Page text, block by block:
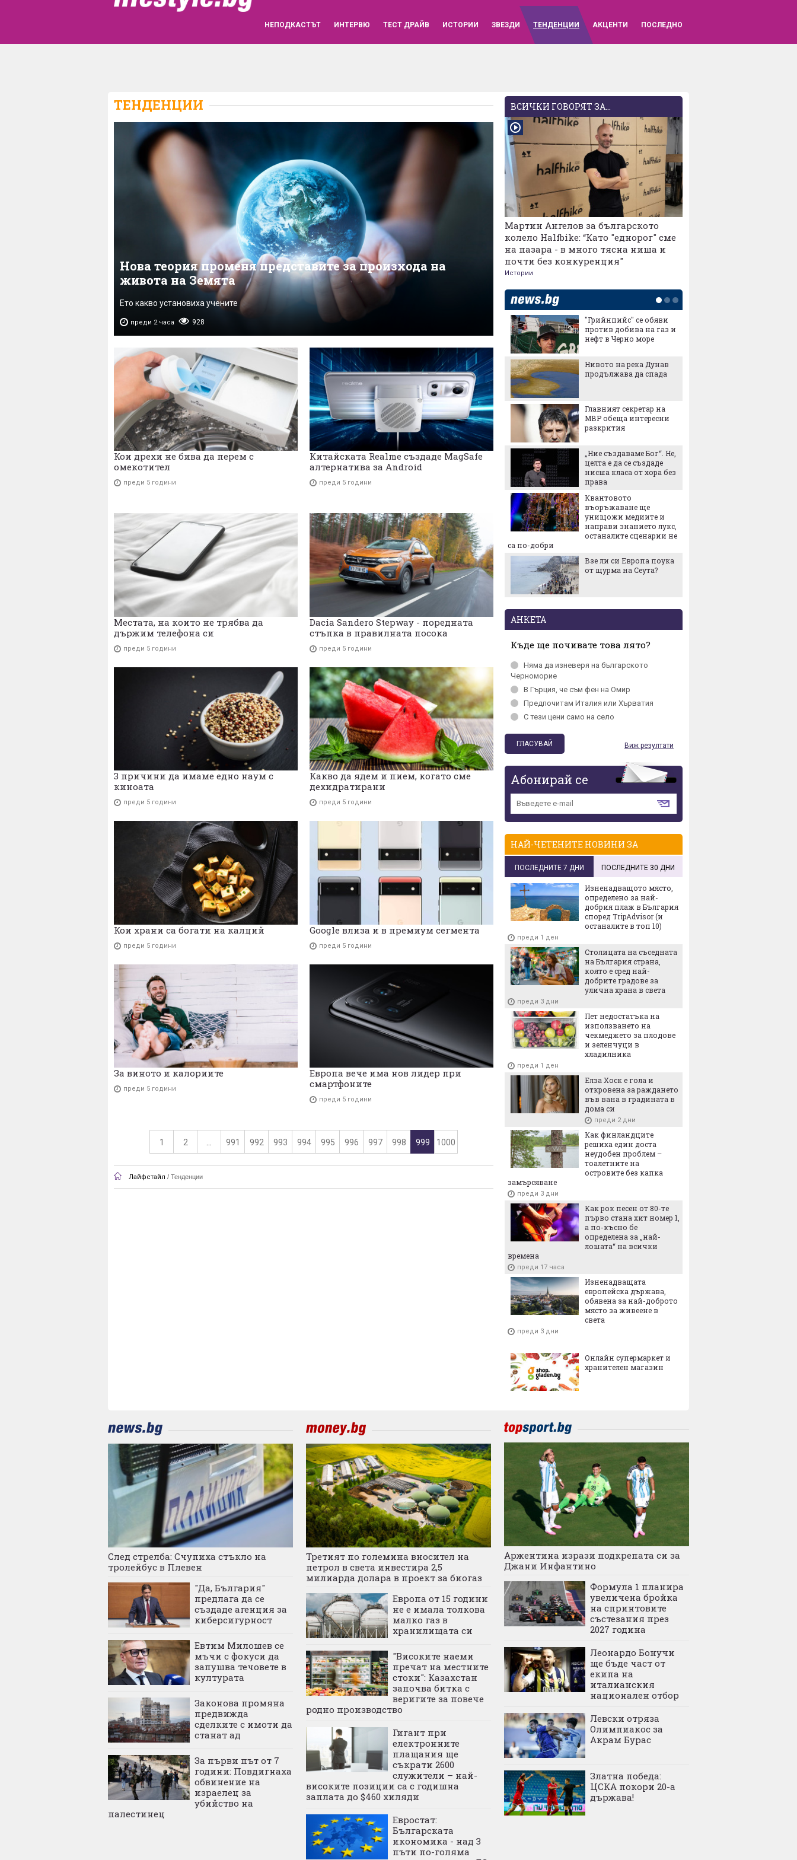
НЕПОДКАСТЪТ ИНТЕРВЮ ТЕСТ ДРАЙВ ИСТОРИИ ЗВЕЗДИ ТЕНДЕНЦИИ АКЦЕНТИ ПОСЛЕДНО
ТЕНДЕНЦИИ
Нова теория променя представите за произхода на
живота на Земята
Ето какво установиха учените
преди 2 часа 928
Кои дрехи не бива да перем с
омекотител
преди 5 години
Китайската Realme създаде MagSafe
алтернатива за Android
преди 5 години
Местата, на които не трябва да
държим телефона си
преди 5 години
Dacia Sandero Stepway - поредната
стъпка в правилната посока
преди 5 години
3 причини да имаме едно наум с
киноата
преди 5 години
Какво да ядем и пием, когато сме
дехидратирани
преди 5 години
Кои храни са богати на калций
преди 5 години
Google влиза и в премиум сегмента
преди 5 години
За виното и калориите
преди 5 години
Европа вече има нов лидер при
смартфоните
преди 5 години
1 2 991 992 993 994 995 996 997 998 999 1000
Лайфстайл / Тенденции
ВСИЧКИ ГОВОРЯТ ЗА...
Мартин Ангелов за българското
колело Halfbike: “Като "еднорог" сме
на пазара - в много тясна ниша и
почти без конкуренция"
Истории
Инфантино
Формула 1 планира
увеличена бройка на
спринтовите
състезания през 2027
година
Леонардо Бонучи ще
бъде част от екипа на
италианския
национален отбор
Левски отряза
Олимпиакос за Акрам
покори 20-а държава!
Макаби Тел Авив срещу
ЦСКА, "жълтите" на
колене!
"Грийнпийс" се обяви
против добива на газ и
нефт в Черно море
Нивото на река Дунав
продължава да спада
Главният секретар на
МВР обеща интересни
разкрития
„Ние създаваме Бог“. Не,
целта е да се създаде
нисша класа от хора без
права
Квантовото
въоръжаване ще
унищожи медиите и
направи знанието лукс,
останалите сценарии не
са по-добри
Взе ли си Европа поука
от щурма на Сеута?
АНКЕТА
Къде ще почивате това лято?
Няма да изневеря на българското
Черномориe
В Гърция, че съм фен на Омир
Предпочитам Италия или Хърватия
С тези цени само на село
Виж резултати
Абонирай се
НАЙ-ЧЕТЕНИТЕ НОВИНИ ЗА
ПОСЛЕДНИТЕ 7 ДНИ ПОСЛЕДНИТЕ 30 ДНИ
Изненадващото място,
определено за най-
добрия плаж в България
според TripAdvisor (и
останалите в топ 10)
преди 1 ден
Столицата на съседната
на България страна,
която е сред най-
добрите градове за
улична храна в света
преди 3 дни
Пет недостатъка на
използването на
чекмеджето за плодове
и зеленчуци в
хладилника
преди 1 ден
Елза Хоск е гола и
откровена за раждането
във вана в градината в
дома си
преди 2 дни
Как финландците
решиха един доста
неудобен проблем –
тоалетните на
островите без капка
замърсяване
преди 3 дни
Как рок песен от 80-те
първо стана хит номер 1,
а по-късно бе
определена за „най-
лошата“ на всички
времена
преди 17 часа
Изненадващата
европейска държава,
обявена за най-доброто
място за живеене в
света
преди 3 дни
Онлайн супермаркет и
хранителен магазин
След стрелба: Счупиха стъкло на
тролейбус в Плевен
"Да, България"
предлага да се
създаде агенция за
киберсигурност
Евтим Милошев се
мъчи с фокуси да
запушва течовете в
културата
Законова промяна
предвижда
сделките с имоти да
станат ад
За първи път от 7
години: Повдигнаха
обвинение на
израелец за
убийство на
палестинец
Третият по големина вносител на
петрол в света инвестира 2,5
милиарда долара в проект за биогаз
Европа от 15 години
не е имала толкова
малко газ в
хранилищата си
"Високите наеми
пречат на местните
стоки": Казахстан
започва битка с
веригите за повече
родно производство
Гигант при
електронните
плащания ще
съкрати 2600
служители – най-
високите позиции са с годишна
заплата до $460 хиляди
Евростат:
Българската
икономика - над 3
пъти по-голяма
Аржентина изрази подкрепата си за
Джани Инфантино
Формула 1 планира
увеличена бройка
на спринтовите
състезания през
2027 година
Леонардо Бонучи
ще бъде част от
екипа на
италианския
национален отбор
Левски отряза
Олимпиакос за
Акрам Бурас
Златна победа:
ЦСКА покори 20-а
държава!